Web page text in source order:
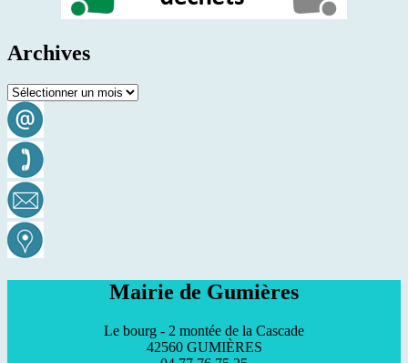
Archives
Archives
Mairie de Gumières
Le bourg - 2 montée de la Cascade
42560 GUMIÈRES